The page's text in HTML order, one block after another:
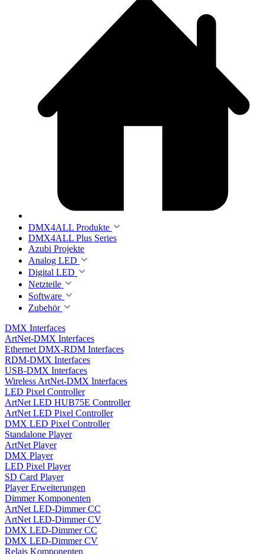
DMX4ALL Produkte
DMX4ALL Plus Series
Azubi Projekte
Analog LED
Digital LED
Netzteile
Software
Zubehör
DMX Interfaces
ArtNet-DMX Interfaces
Ethernet DMX-RDM Interfaces
RDM-DMX Interfaces
USB-DMX Interfaces
Wireless ArtNet-DMX Interfaces
LED Pixel Controller
ArtNet LED HUB75E Controller
ArtNet LED Pixel Controller
DMX LED Pixel Controller
Standalone Player
ArtNet Player
DMX Player
LED Pixel Player
SD Card Player
Player Erweiterungen
Dimmer Komponenten
ArtNet LED-Dimmer CC
ArtNet LED-Dimmer CV
DMX LED-Dimmer CC
DMX LED-Dimmer CV
Relais Komponenten